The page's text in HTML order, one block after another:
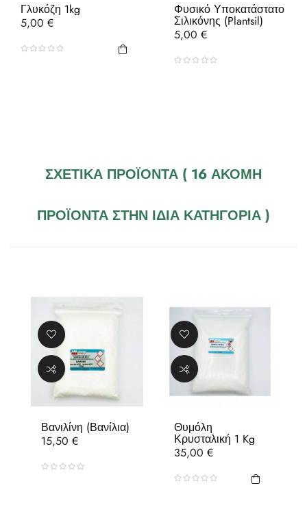
Γλυκόζη 1kg
Τιμή
5,00 €
Φυσικό Υποκατάστατο
Σιλικόνης (Plantsil)
Τιμή
5,00 €
ΣΧΕΤΙΚΆ ΠΡΟΪΌΝΤΑ ( 16 ΑΚΌΜΗ
ΠΡΟΪΌΝΤΑ ΣΤΗΝ ΊΔΙΑ ΚΑΤΗΓΟΡΊΑ )
Βανιλίνη (Βανίλια)
Τιμή
15,50 €
Θυμόλη
Κρυσταλική 1 Kg
Τιμή
35,00 €